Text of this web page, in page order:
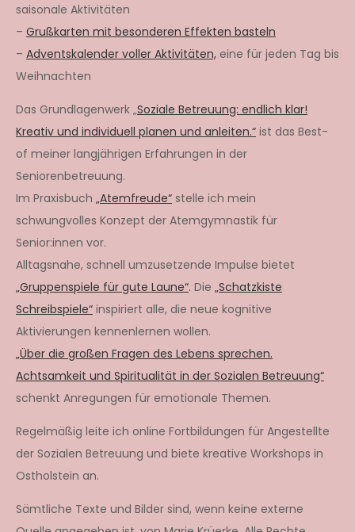
saisonale Aktivitäten
– Grußkarten mit besonderen Effekten basteln
– Adventskalender voller Aktivitäten, eine für jeden Tag bis
Weihnachten
Das Grundlagenwerk „Soziale Betreuung: endlich klar!
Kreativ und individuell planen und anleiten.“ ist das Best-
of meiner langjährigen Erfahrungen in der
Seniorenbetreuung.
Im Praxisbuch „Atemfreude“ stelle ich mein
schwungvolles Konzept der Atemgymnastik für
Senior:innen vor.
Alltagsnahe, schnell umzusetzende Impulse bietet
„Gruppenspiele für gute Laune“. Die „Schatzkiste
Schreibspiele“ inspiriert alle, die neue kognitive
Aktivierungen kennenlernen wollen.
„Über die großen Fragen des Lebens sprechen.
Achtsamkeit und Spiritualität in der Sozialen Betreuung“
schenkt Anregungen für emotionale Themen.
Regelmäßig leite ich online Fortbildungen für Angestellte
der Sozialen Betreuung und biete kreative Workshops in
Ostholstein an.
Sämtliche Texte und Bilder sind, wenn keine externe